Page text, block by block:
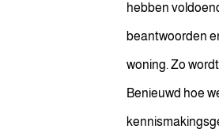
hebben
beantwoorden
woning. Zo
Benieuwd hoe